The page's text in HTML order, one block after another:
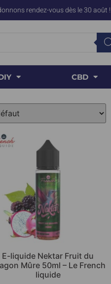
rendez-vous dès le 30 août !
CBD
E-liquide Nektar Fruit du
Mûre 50ml – Le French
liquide